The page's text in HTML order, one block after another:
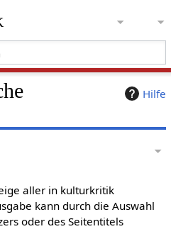
Hilfe
aller in kulturkritik
kann durch die Auswahl
oder des Seitentitels